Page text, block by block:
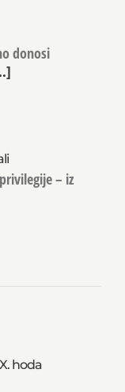
donosi
– iz
hoda